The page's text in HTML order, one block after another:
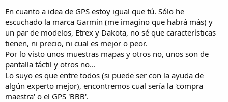
aprendemos los demás, que yo sobre GPS tengo tan poca idea que
ni dudas tengo...
En cuanto a idea de GPS estoy igual que tú. Sólo he
escuchado la marca Garmin (me imagino que habrá más) y
un par de modelos, Etrex y Dakota, no sé que características
tienen, ni precio, ni cual es mejor o peor.
Por lo visto unos muestras mapas y otros no, unos son de
pantalla táctil y otros no...
Lo suyo es que entre todos (si puede ser con la ayuda de
algún experto mejor), encontremos cual sería la 'compra
maestra' o el GPS 'BBB'.